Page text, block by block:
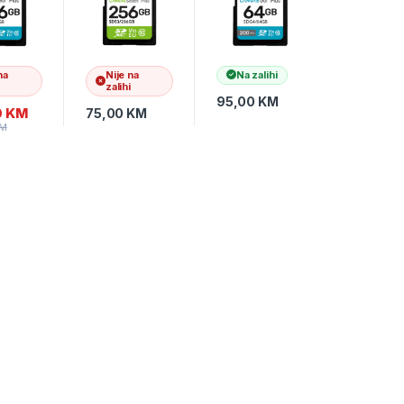
4K
KM
Canvas Select
Plus SD
adapter;100M
10 UHS-I
Nije na
zalihi
75,00 KM
100MB/s,
DSLRs,
mirrorless
video
Na zalihi
95,00 KM